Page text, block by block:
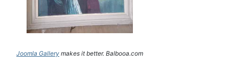
Joomla Gallery makes it better. Balbooa.com